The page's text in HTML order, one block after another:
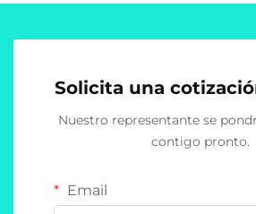
Solicita una
Nuestro representante se
contigo pronto.
Email